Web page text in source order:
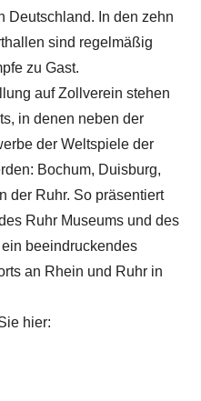
Deutschland. In den zehn
sind regelmäßig
zu Gast.
auf Zollverein stehen
in denen neben der
der Weltspiele der
Bochum, Duisburg,
der Ruhr. So präsentiert
Ruhr Museums und des
beeindruckendes
an Rhein und Ruhr in
hier: